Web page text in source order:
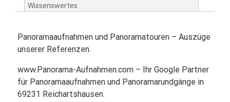
Wissenswertes
Panoramaaufnahmen und Panoramatouren – Auszüge
unserer Referenzen.
www.Panorama-Aufnahmen.com – Ihr Google Partner
für Panoramaaufnahmen und Panoramarundgänge in
69231 Reichartshausen.